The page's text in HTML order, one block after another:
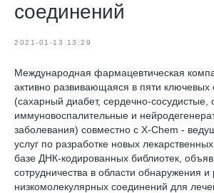
соединений
2021-01-13 13:29
Международная фармацевтическая
активно развивающаяся в пяти ключевых
(сахарный диабет, сердечно-сосудистые,
иммуновоспалительные и
заболевания) совместно с X-Chem -
услуг по разработке новых
базе ДНК-кодированных библиотек,
сотрудничества в области обнаружения и
низкомолекулярных соединений для